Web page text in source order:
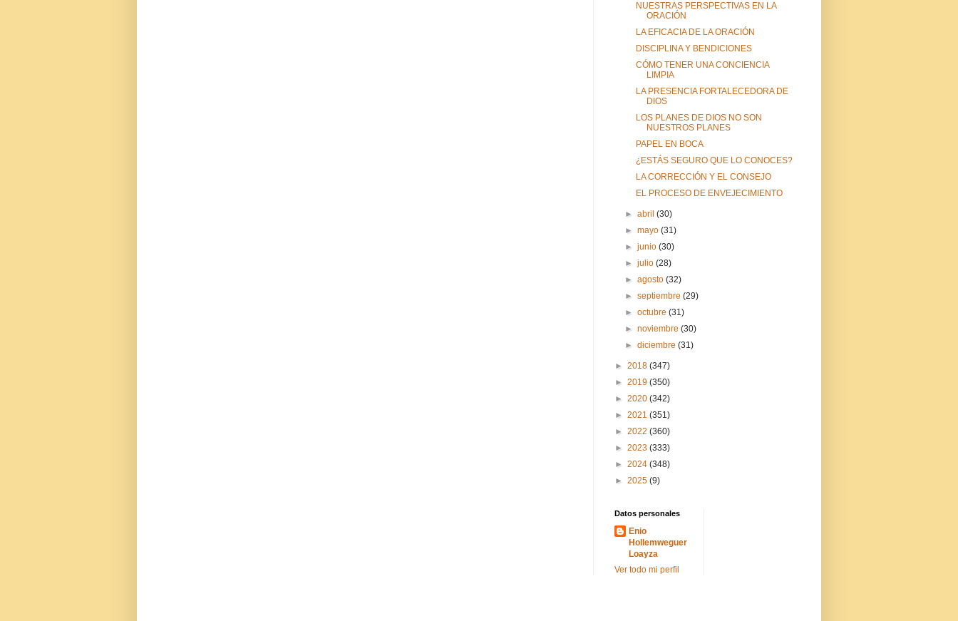
NUESTRAS PERSPECTIVAS EN LA
ORACIÓN
LA EFICACIA DE LA ORACIÓN
DISCIPLINA Y BENDICIONES
CÓMO TENER UNA CONCIENCIA
LIMPIA
LA PRESENCIA FORTALECEDORA DE
DIOS
LOS PLANES DE DIOS NO SON
NUESTROS PLANES
PAPEL EN BOCA
¿ESTÁS SEGURO QUE LO CONOCES?
LA CORRECCIÓN Y EL CONSEJO
EL PROCESO DE ENVEJECIMIENTO
►abril(30)
►mayo(31)
►junio(30)
►julio(28)
►agosto(32)
►septiembre(29)
►octubre(31)
►noviembre(30)
►diciembre(31)
► 2018 (347)
► 2019 (350)
► 2020 (342)
► 2021 (351)
► 2022 (360)
► 2023 (333)
► 2024 (348)
► 2025 (9)
Datos personales
Enio
Hollemweguer
Loayza
Ver todo mi perfil